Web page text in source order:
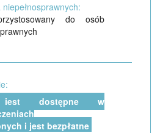
do osób
dostępne w
i jest bezpłatne